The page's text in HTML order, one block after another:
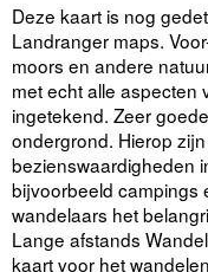
Deze kaart is nog
Landranger maps.
moors en andere
met echt alle aspecten
ingetekend. Zeer
ondergrond. Hierop
bezienswaardigheden
bijvoorbeeld campings
wandelaars het
Lange afstands
kaart voor het